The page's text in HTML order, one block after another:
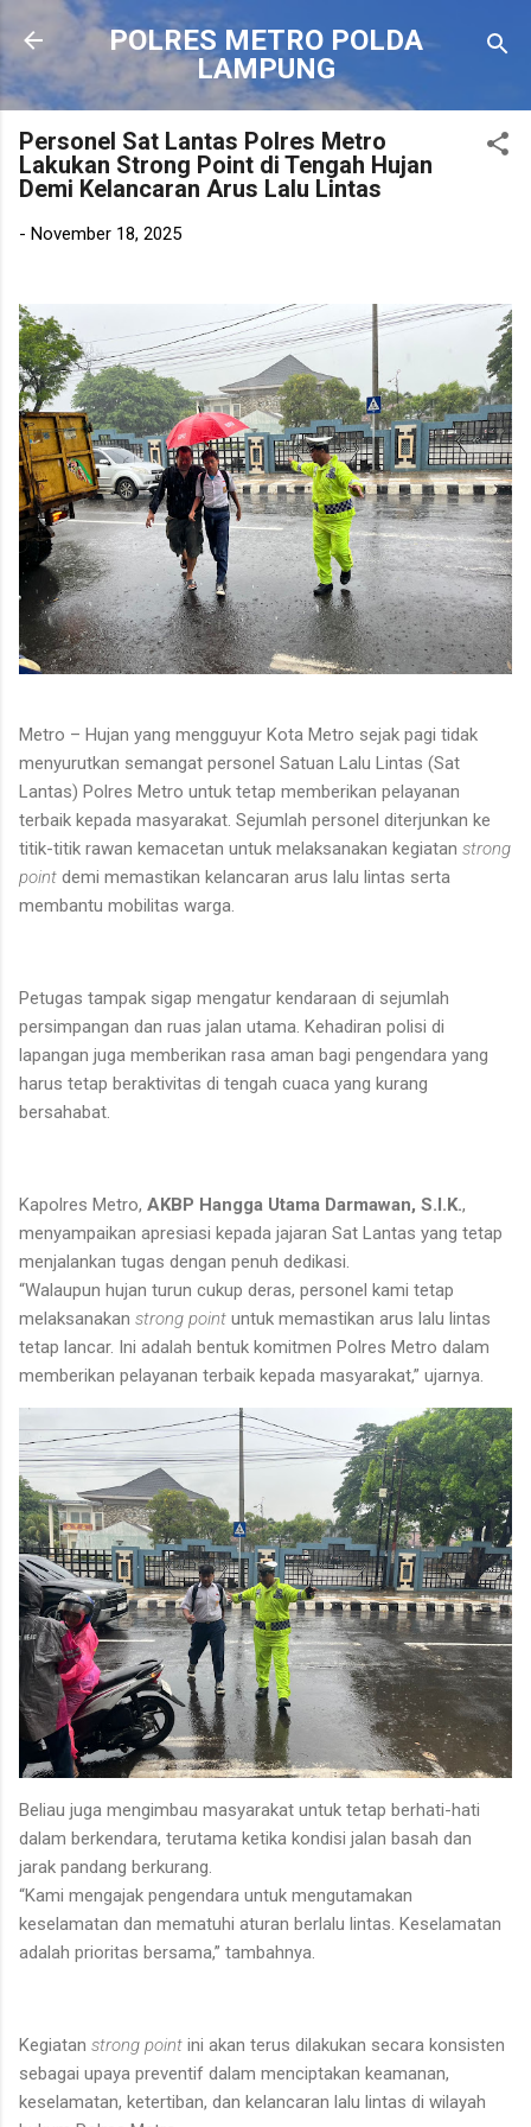
Langsung ke konten utama
POLRES METRO POLDA
LAMPUNG
Personel Sat Lantas Polres Metro
Lakukan Strong Point di Tengah Hujan
Demi Kelancaran Arus Lalu Lintas
- November 18, 2025
Metro – Hujan yang mengguyur Kota Metro sejak pagi tidak
menyurutkan semangat personel Satuan Lalu Lintas (Sat
Lantas) Polres Metro untuk tetap memberikan pelayanan
terbaik kepada masyarakat. Sejumlah personel diterjunkan ke
titik-titik rawan kemacetan untuk melaksanakan kegiatan strong
point demi memastikan kelancaran arus lalu lintas serta
membantu mobilitas warga.
Petugas tampak sigap mengatur kendaraan di sejumlah
persimpangan dan ruas jalan utama. Kehadiran polisi di
lapangan juga memberikan rasa aman bagi pengendara yang
harus tetap beraktivitas di tengah cuaca yang kurang
bersahabat.
Kapolres Metro, AKBP Hangga Utama Darmawan, S.I.K.,
menyampaikan apresiasi kepada jajaran Sat Lantas yang tetap
menjalankan tugas dengan penuh dedikasi.
“Walaupun hujan turun cukup deras, personel kami tetap
melaksanakan strong point untuk memastikan arus lalu lintas
tetap lancar. Ini adalah bentuk komitmen Polres Metro dalam
memberikan pelayanan terbaik kepada masyarakat,” ujarnya.
Beliau juga mengimbau masyarakat untuk tetap berhati-hati
dalam berkendara, terutama ketika kondisi jalan basah dan
jarak pandang berkurang.
“Kami mengajak pengendara untuk mengutamakan
keselamatan dan mematuhi aturan berlalu lintas. Keselamatan
adalah prioritas bersama,” tambahnya.
Kegiatan strong point ini akan terus dilakukan secara konsisten
sebagai upaya preventif dalam menciptakan keamanan,
keselamatan, ketertiban, dan kelancaran lalu lintas di wilayah